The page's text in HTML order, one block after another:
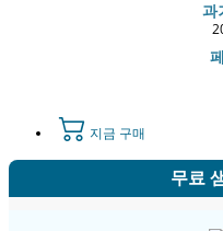
과
지금 구매
무료